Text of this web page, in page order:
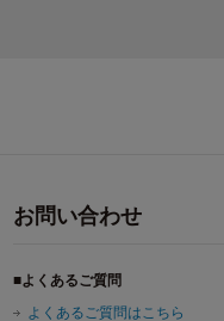
お問い合わせ
■よくあるご質問
よくあるご質問はこちら